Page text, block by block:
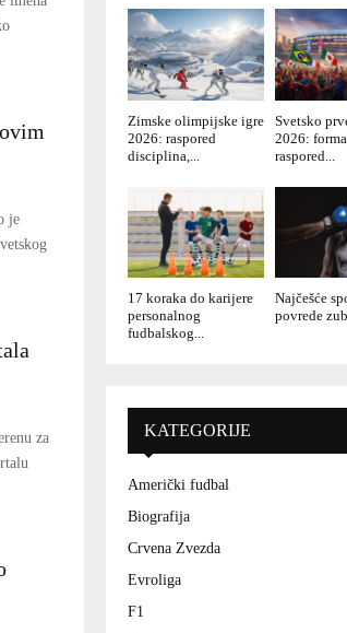
je
za
Zimske olimpijske igre
2026: raspored
disciplina,...
Svetsko
2026:
raspored...
17 koraka do karijere
personalnog
fudbalskog...
Najčešće
povrede
KATEGORIJE
Američki fudbal
Biografija
Crvena Zvezda
Evroliga
F1